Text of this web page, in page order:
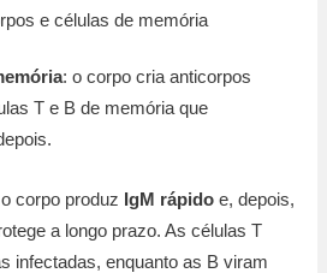
e células de memória
: o corpo cria anticorpos
T e B de memória que
corpo produz IgM rápido e, depois,
a longo prazo. As células T
infectadas, enquanto as B viram